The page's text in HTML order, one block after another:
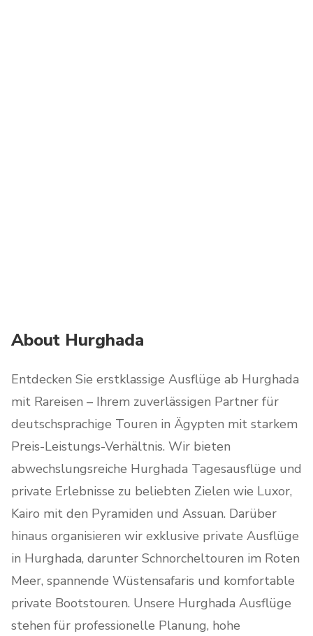
About Hurghada
Entdecken Sie erstklassige Ausflüge ab Hurghada
mit Rareisen – Ihrem zuverlässigen Partner für
deutschsprachige Touren in Ägypten mit starkem
Preis-Leistungs-Verhältnis. Wir bieten
abwechslungsreiche Hurghada Tagesausflüge und
private Erlebnisse zu beliebten Zielen wie Luxor,
Kairo mit den Pyramiden und Assuan. Darüber
hinaus organisieren wir exklusive private Ausflüge
in Hurghada, darunter Schnorcheltouren im Roten
Meer, spannende Wüstensafaris und komfortable
private Bootstouren. Unsere Hurghada Ausflüge
stehen für professionelle Planung, hohe